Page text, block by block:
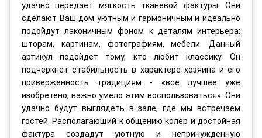
удачно передает мягкость тканевой фактуры. Они
сделают Ваш дом уютным и гармоничным и идеально
подойдут лаконичным фоном к деталям интерьера:
шторам, картинам, фотографиям, мебели. Данный
артикул подойдет тому, кто любит классику. Он
подчеркнет стабильность в характере хозяина и его
приверженность традициям - «все лучшее уже
изобретено, важно умело этим воспользоваться». Они
удачно будут выглядеть в зале, где мы встречаем
гостей. Располагающий к общению колер и достойная
фактура создадут уютную и непринужденную